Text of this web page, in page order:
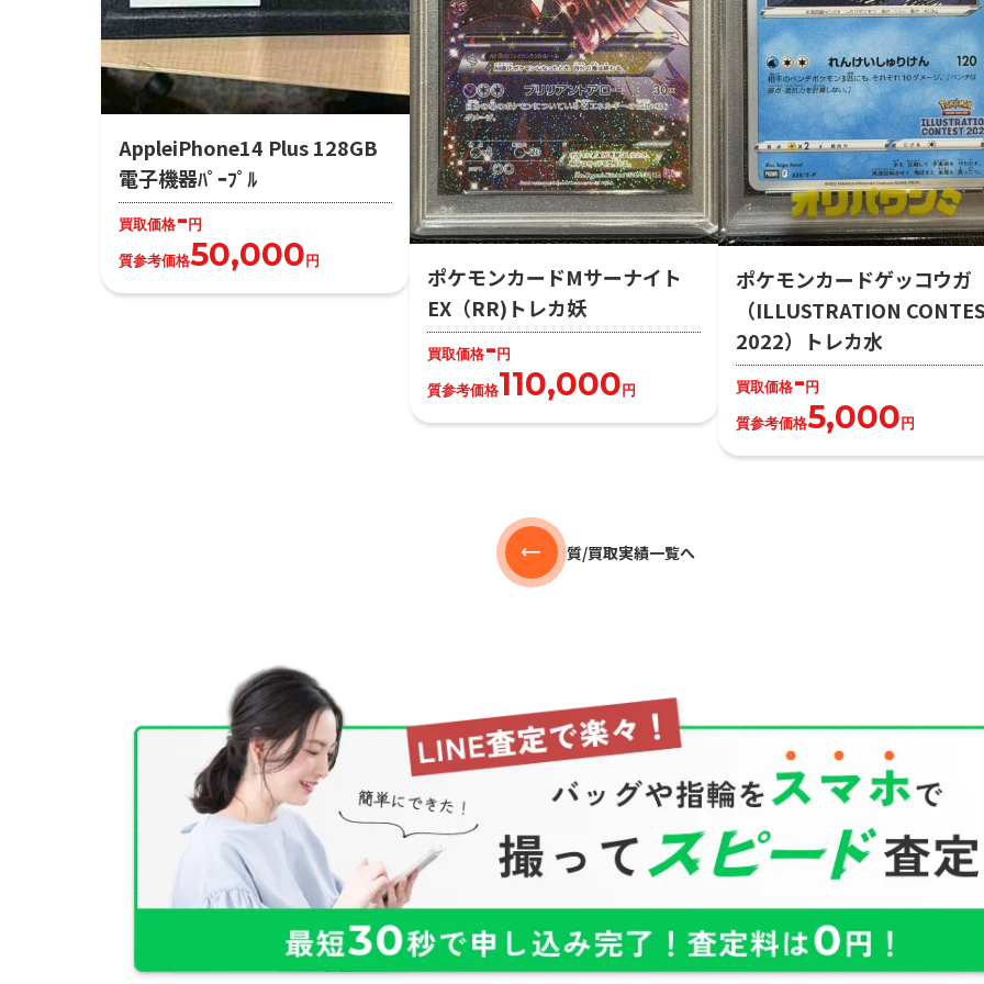
AppleiPhone14 Plus 128GB
電子機器ﾊﾟｰﾌﾟﾙ
買取価格-円
質参考価格50,000円
ポケモンカードMサーナイト
EX（RR)トレカ妖
買取価格-円
質参考価格110,000円
ポケモンカードゲッコウガ
（ILLUSTRATION
2022）トレカ水
買取価格-円
質参考価格5,000円
質/買取実績一覧へ